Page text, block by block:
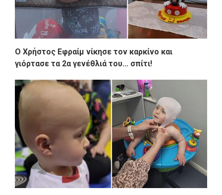
O Χρήστος Εφραίμ νίκησε τον καρκίνο και
γιόρτασε τα 2α γενέθλιά του... σπίτι!